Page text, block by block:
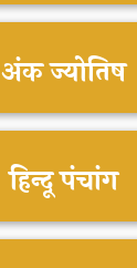
अंक ज्योतिष
हिन्दू पंचांग